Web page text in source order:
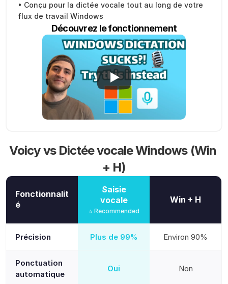
• Conçu pour la dictée vocale tout au long de votre
flux de travail Windows
Découvrez le fonctionnement
Voicy vs Dictée vocale Windows (Win
+ H)
Fonctionnalit
é
Saisie
vocale
⭐ Recommended
Win + H
Précision Plus de 99% Environ 90%
Ponctuation
automatique
Oui Non